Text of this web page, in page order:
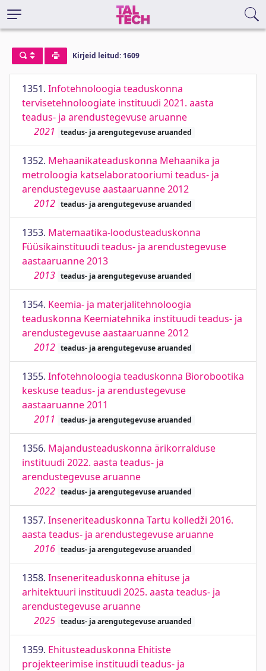
Kirjeid leitud: 1609
1351. Infotehnoloogia teaduskonna
tervisetehnoloogiate instituudi 2021. aasta
teadus- ja arendustegevuse aruanne
2021
teadus- ja arengutegevuse aruanded
1352. Mehaanikateaduskonna Mehaanika ja
metroloogia katselaboratooriumi teadus- ja
arendustegevuse aastaaruanne 2012
2012 teadus- ja arengutegevuse aruanded
1353. Matemaatika-loodusteaduskonna
Füüsikainstituudi teadus- ja arendustegevuse
aastaaruanne 2013
2013 teadus- ja arengutegevuse aruanded
1354. Keemia- ja materjalitehnoloogia
teaduskonna Keemiatehnika instituudi teadus- ja
arendustegevuse aastaaruanne 2012
2012 teadus- ja arengutegevuse aruanded
1355. Infotehnoloogia teaduskonna Biorobootika
keskuse teadus- ja arendustegevuse
aastaaruanne 2011
2011
teadus- ja arengutegevuse aruanded
1356. Majandusteaduskonna ärikorralduse
instituudi 2022. aasta teadus- ja
arendustegevuse aruanne
2022 teadus- ja arengutegevuse aruanded
1357. Inseneriteaduskonna Tartu kolledži 2016.
aasta teadus- ja arendustegevuse aruanne
2016 teadus- ja arengutegevuse aruanded
1358. Inseneriteaduskonna ehituse ja
arhitektuuri instituudi 2025. aasta teadus- ja
arendustegevuse aruanne
2025 teadus- ja arengutegevuse aruanded
1359. Ehitusteaduskonna Ehitiste
projekteerimise instituudi teadus- ja